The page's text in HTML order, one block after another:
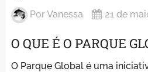
PorVanessa 21 de
O QUE É O PARQUE
O Parque Global é uma